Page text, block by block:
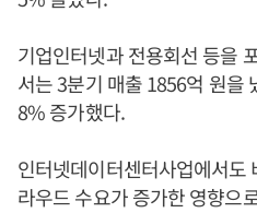
기업인터넷과 전용회선 등을
서는 3분기 매출 1856억 원을
8% 증가했다.
인터넷데이터센터사업에서도
라우드 수요가 증가한 영향으